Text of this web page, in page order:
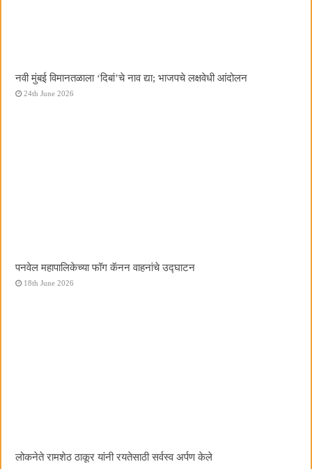
नवी मुंबई विमानतळाला ‌‘दिबां‌’चे नाव द्या; भाजपचे लक्षवेधी आंदोलन
24th June 2026
पनवेल महापालिकेच्या फॉग कॅनन वाहनांचे उद्घाटन
18th June 2026
लोकनेते रामशेठ ठाकूर यांनी रयतेसाठी सर्वस्व अर्पण केले